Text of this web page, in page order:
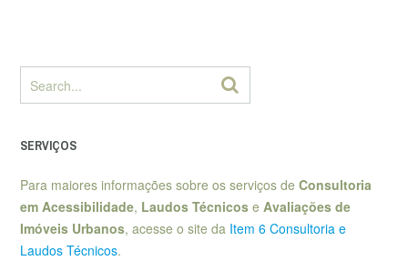
SERVIÇOS
Para maiores informações sobre os serviços de Consultoria
em Acessibilidade, Laudos Técnicos e Avaliações de
Imóveis Urbanos, acesse o site da Item 6 Consultoria e
Laudos Técnicos.